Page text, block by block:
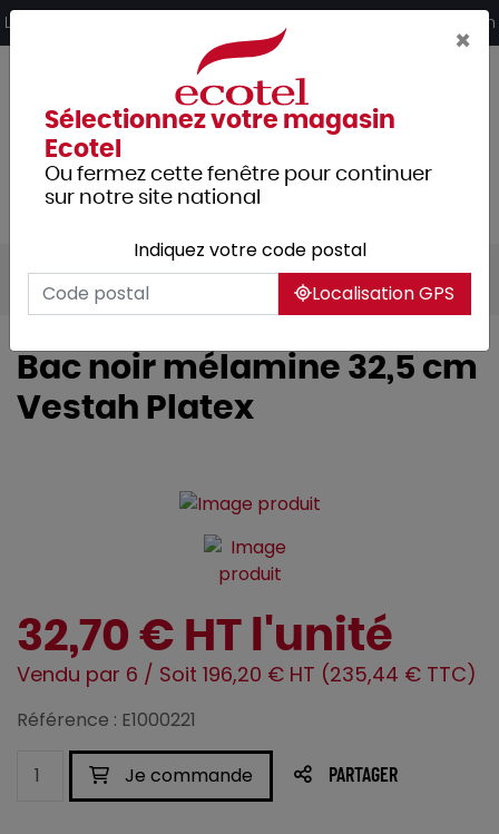
Livraison offerte dès 249€ HT d’achat et retrait 2h en magasin
Tous les produits Hôtellerie
Bac noir mélamine 32,5 cm
Vestah Platex
32,70 € HT l'unité
Vendu par 6 / Soit 196,20 € HT (235,44 € TTC)
Référence : E1000221
Je commande PARTAGER
×
Sélectionnez votre magasin
Ecotel
Ou fermez cette fenêtre pour continuer
sur notre site national
Indiquez votre code postal
Localisation GPS
Panneau de gestion des cookies